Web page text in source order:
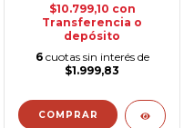
$10.799,10 con
Transferencia o
depósito
6 cuotas sin interés de
$1.999,83